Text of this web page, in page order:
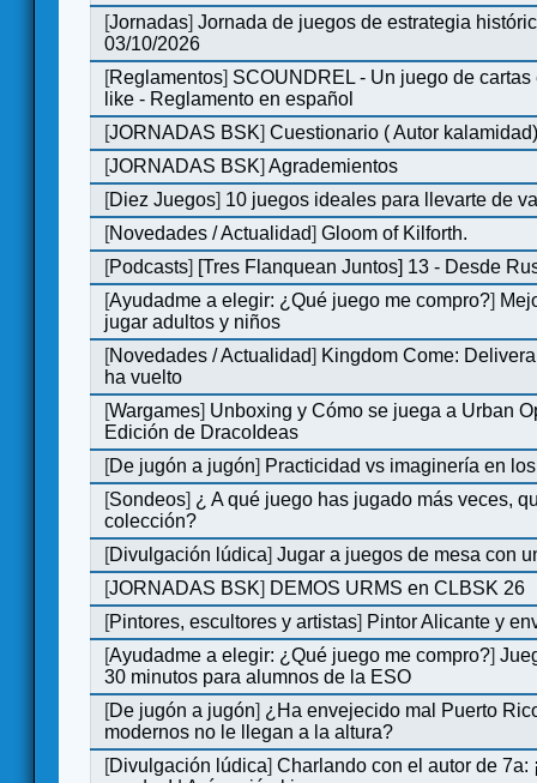
[Jornadas]Jornada de juegos de estrategia
03/10/2026
[Reglamentos] SCOUNDREL - Un juego de
like - Reglamento en español
[JORNADAS BSK]Cuestionario ( Autor
[JORNADAS BSK]Agrademientos
[Diez Juegos] 10 juegos ideales para llevarte de
[Novedades / Actualidad]Gloom of Kilforth.
[Podcasts] [Tres Flanquean Juntos] 13 - Desde
[Ayudadme a elegir: ¿Qué juego me compro?]
jugar adultos y niños
[Novedades / Actualidad] Kingdom Come:
ha vuelto
[Wargames] Unboxing y Cómo se juega a Urban
Edición de DracoIdeas
[De jugón a jugón] Practicidad vs imaginería en
[Sondeos] ¿ A qué juego has jugado más veces,
colección?
[Divulgación lúdica]Jugar a juegos de mesa con
[JORNADAS BSK] DEMOS URMS en CLBSK 26
[Pintores, escultores y artistas] Pintor Alicante y
[Ayudadme a elegir: ¿Qué juego me compro?]
30 minutos para alumnos de la ESO
[De jugón a jugón] ¿Ha envejecido mal Puerto
modernos no le llegan a la altura?
[Divulgación lúdica]Charlando con el autor de 7a: